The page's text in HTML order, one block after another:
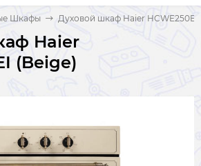
Шкафы Духовой шкаф Haier
Haier
(Beige)